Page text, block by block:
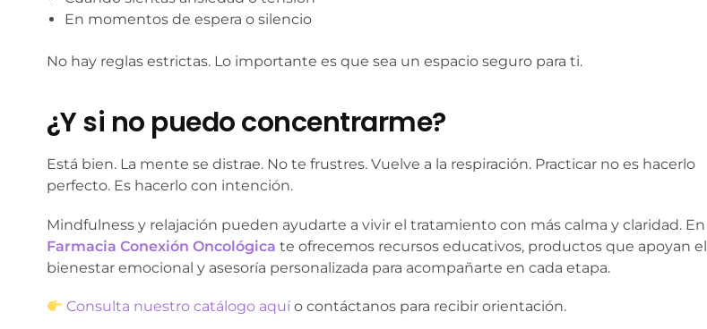
En momentos de espera o silencio
No hay reglas estrictas. Lo importante es que sea un espacio seguro para ti.
¿Y si no puedo concentrarme?
Está bien. La mente se distrae. No te frustres. Vuelve a la respiración. Practicar no es hacerlo
perfecto. Es hacerlo con intención.
Mindfulness y relajación pueden ayudarte a vivir el tratamiento con más calma y claridad. En
Farmacia Conexión Oncológica te ofrecemos recursos educativos, productos que apoyan el
bienestar emocional y asesoría personalizada para acompañarte en cada etapa.
Consulta nuestro catálogo aquío contáctanos para recibir orientación.